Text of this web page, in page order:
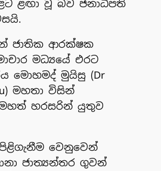
ළඟා වූ බව ජනාධිපති
ජාතික ආරක්ෂක
මධ්‍යයේ එරට
මොහමද් මුයිසු (Dr
මහතා විසින්
මහත් හරසරින් යුතුව
වෙනුවෙන්
ජාත්‍යන්තර ගුවන්